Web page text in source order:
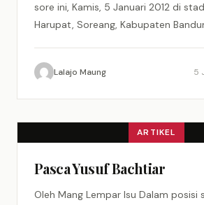
sore ini, Kamis, 5 Januari 2012 di
Harupat, Soreang, Kabupaten
Lalajo Maung 5
ARTIKEL
Pasca Yusuf Bachtiar
Oleh Mang Lempar Isu Dalam posisi sulit, Sutiono